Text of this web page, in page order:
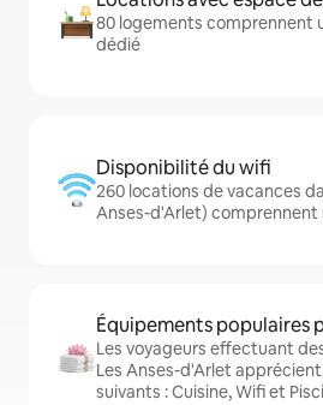
80 logements comprennent
dédié
Disponibilité du wifi
260 locations de vacances
Anses-d'Arlet) comprennent
Équipements populaires
Les voyageurs effectuant
Les Anses-d'Arlet
suivants : Cuisine, Wifi et